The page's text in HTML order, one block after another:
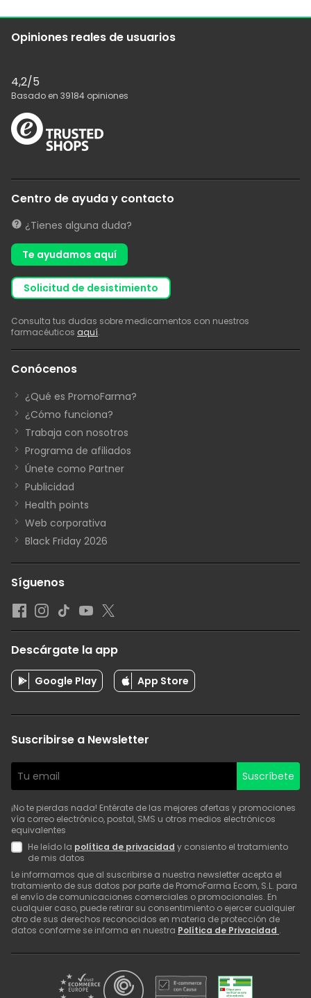
Opiniones reales de usuarios
4,2/5
Basado en 39184 opiniones
Centro de ayuda y contacto
¿Tienes alguna duda?
Te ayudamos aquí
solicitud de desistimiento
Consulta tus dudas sobre medicamentos con nuestros
farmacéuticos aquí.
Conócenos
¿Qué es PromoFarma?
¿Cómo funciona?
Trabaja con nosotros
Programa de afiliados
Únete como Partner
Publicidad
Health points
Web corporativa
Black Friday 2026
Síguenos
Descárgate la app
Google Play App Store
Suscribirse a Newsletter
Suscríbete
¡No te pierdas nada! Entérate de las mejores ofertas y promociones
vía correo electrónico, postal, SMS u otros medios electrónicos
equivalentes
He leído la política de privacidad y consiento el tratamiento
de mis datos
Le informamos que al suscribirse a nuestra newsletter acepta el
tratamiento de sus datos por parte de PromoFarma Ecom, S.L. para
el envío de comunicaciones comerciales o promocionales. En
cualquier caso, puede retirar su consentimiento o ejercer cualquier
otro de sus derechos reconocidos en materia de protección de
datos conforme se informa en nuestra Política de Privacidad .